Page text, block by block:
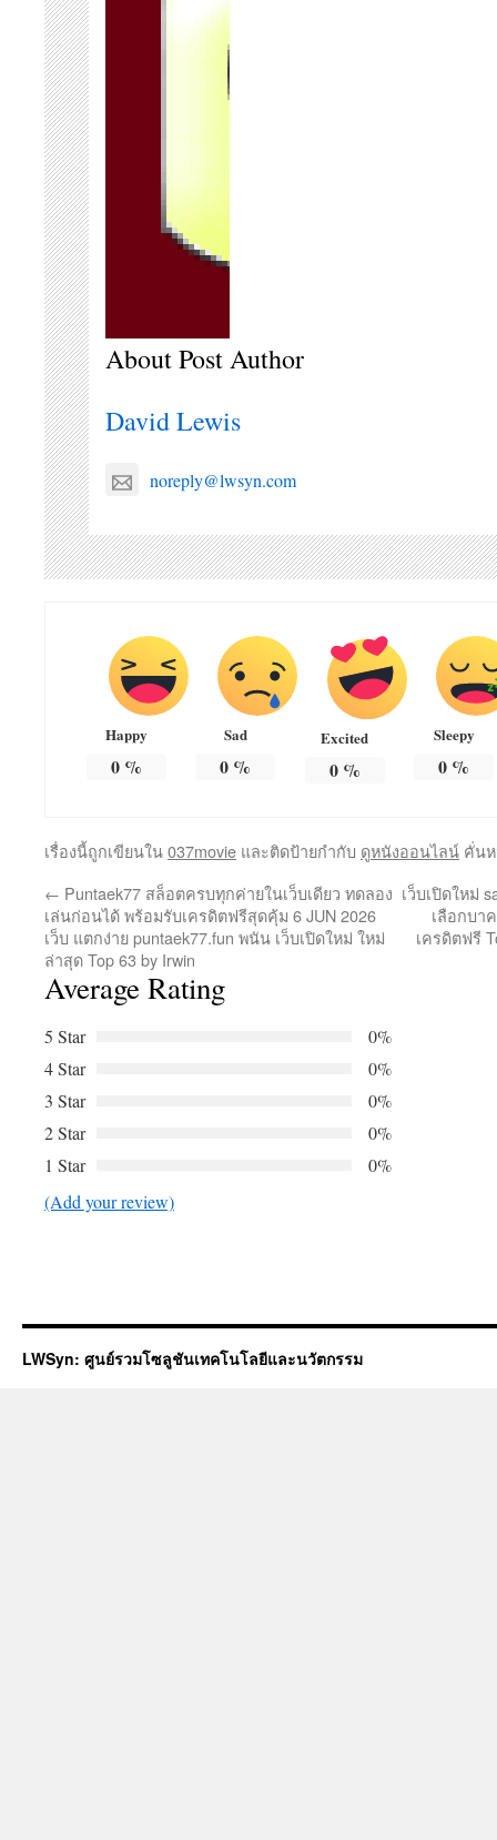
About Post Author
David Lewis
noreply@lwsyn.com
Happy
0%
Sad
0 %
Excited
0%
Sleepy
0 %
เรื่องนี้ถูกเขียนใน037movie และติดป้ายกำกับ ดูหนังออนไลน์ คั่น
← Puntaek77 สล็อตครบทุกค่ายในเว็บเดียว ทดลอง
เล่นก่อนได้ พร้อมรับเครดิตฟรีสุดคุ้ม 6 JUN 2026
เว็บ แตกง่าย puntaek77.fun พนัน เว็บเปิดใหม่ ใหม่
ล่าสุด Top 63 by Irwin
เว็บเปิดใหม่
เลือกบา
เครดิตฟรี
Average Rating
5 Star
0%
4 Star
0%
3 Star
0%
2 Star
0%
1 Star
0%
(Add your review)
LWSyn: ศูนย์รวมโซลูชันเทคโนโลยีและนวัตกรรม